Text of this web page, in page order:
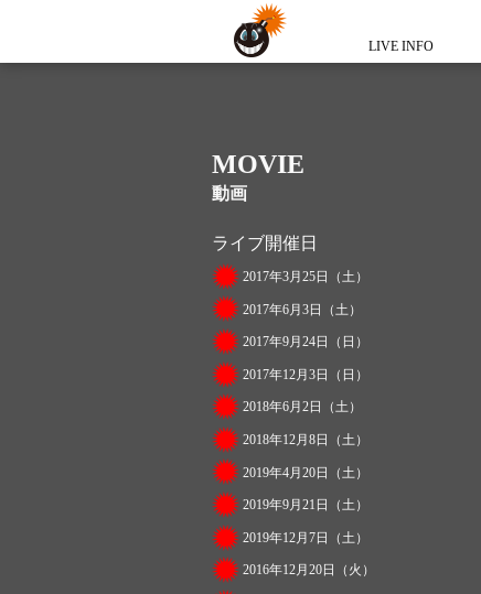
LIVE INFO
MOVIE
動画
ライブ開催日
2017年3月25日（土）
2017年6月3日（土）
2017年9月24日（日）
2017年12月3日（日）
2018年6月2日（土）
2018年12月8日（土）
2019年4月20日（土）
2019年9月21日（土）
2019年12月7日（土）
2016年12月20日（火）